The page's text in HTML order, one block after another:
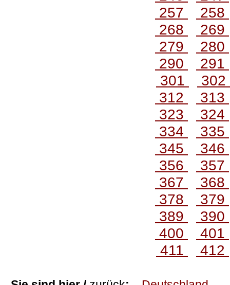
257
258
268
269
279
280
290
291
301
302
312
313
323
324
334
335
345
346
356
357
367
368
378
379
389
390
400
401
411
412